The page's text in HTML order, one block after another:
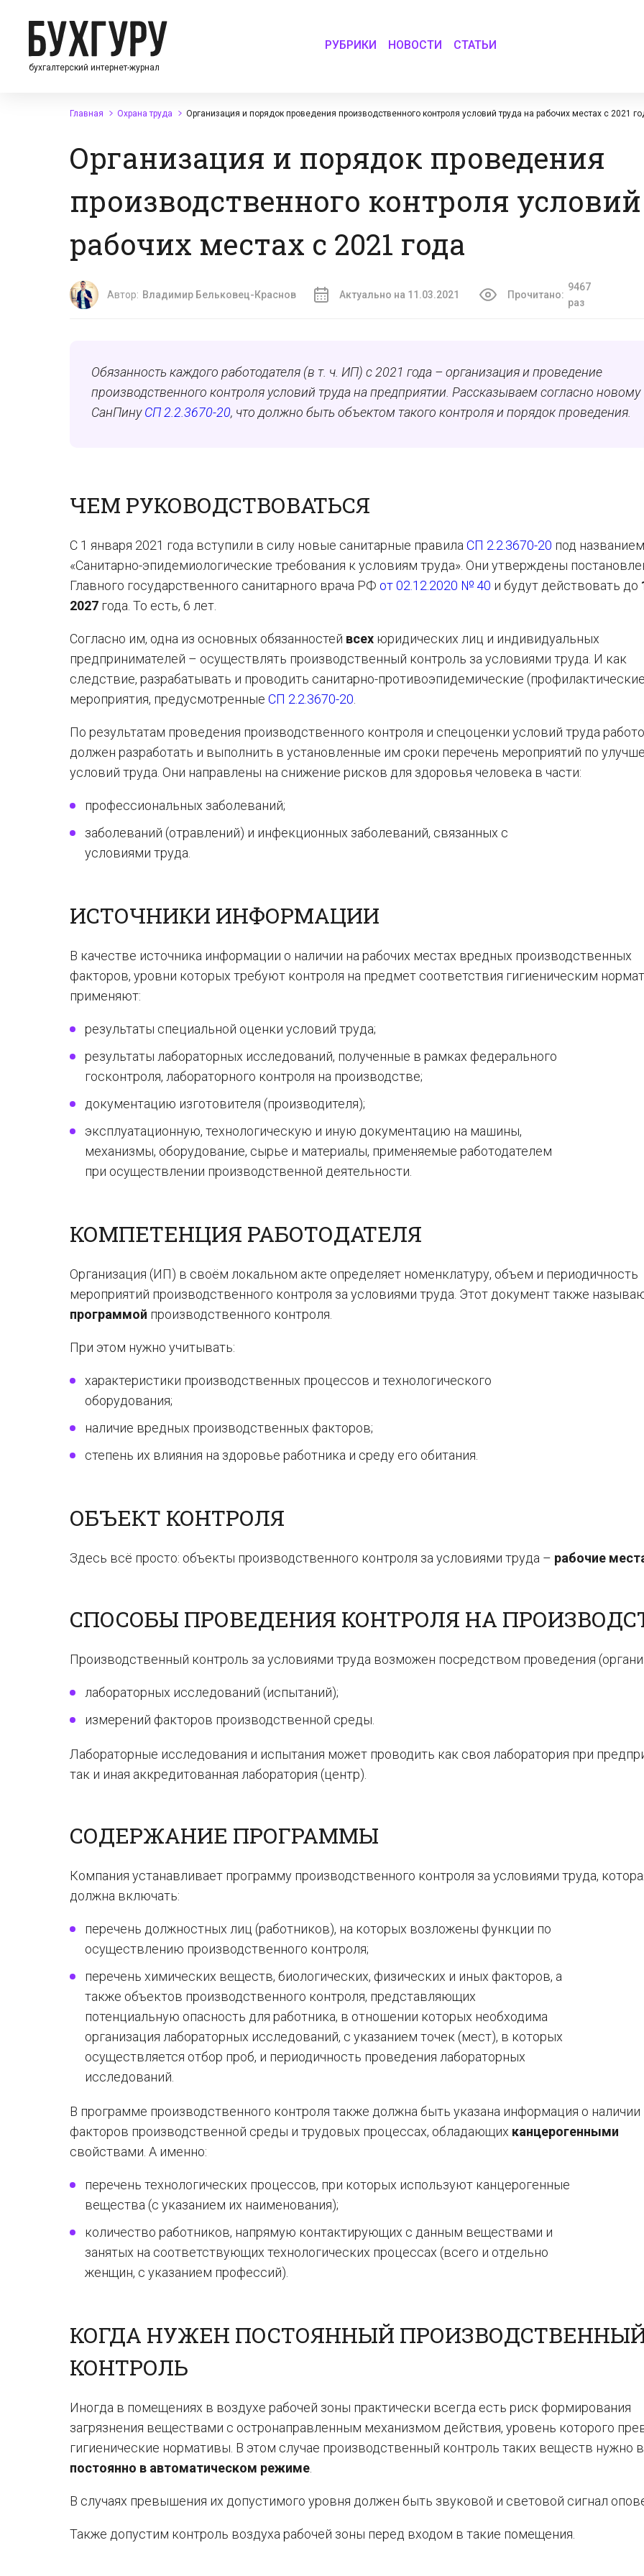
бухгалтерский интернет-журнал
РУБРИКИ НОВОСТИ СТАТЬИ
Главная Охрана труда Организация и порядок проведения производственного контроля условий труда на рабочих местах с 2021
Организация и порядок проведения
производственного контроля
рабочих местах с 2021 года
Автор: Владимир Бельковец-Краснов Актуально на 11.03.2021 Прочитано:
9467
раз
Обязанность каждого работодателя (в т. ч. ИП) с 2021 года – организация и проведение
производственного контроля условий труда на предприятии. Рассказываем согласно новому
СанПинуСП 2.2.3670-20, что должно быть объектом такого контроля и порядок проведения.
ЧЕМ РУКОВОДСТВОВАТЬСЯ
С 1 января 2021 года вступили в силу новые санитарные правила СП 2.2.3670-20 под названием
«Санитарно-эпидемиологические требования к условиям труда». Они утверждены
Главного государственного санитарного врача РФ от 02.12.2020 № 40 и будут действовать до
2027 года. То есть, 6 лет.
Согласно им, одна из основных обязанностей всех юридических лиц и индивидуальных
предпринимателей – осуществлять производственный контроль за условиями труда. И как
следствие, разрабатывать и проводить санитарно-противоэпидемические
мероприятия, предусмотренные СП 2.2.3670-20
По результатам проведения производственного контроля и спецоценки условий труда
должен разработать и выполнить в установленные им сроки перечень мероприятий по
условий труда. Они направлены на снижение рисков для здоровья человека в части:
профессиональных заболеваний;
заболеваний (отравлений) и инфекционных заболеваний, связанных с
условиями труда.
ИСТОЧНИКИ ИНФОРМАЦИИ
В качестве источника информации о наличии на рабочих местах вредных производственных
факторов, уровни которых требуют контроля на предмет соответствия гигиеническим
применяют:
результаты специальной оценки условий труда;
результаты лабораторных исследований, полученные в рамках федерального
госконтроля, лабораторного контроля на производстве;
документацию изготовителя (производителя);
эксплуатационную, технологическую и иную документацию на машины,
механизмы, оборудование, сырье и материалы, применяемые работодателем
при осуществлении производственной деятельности.
КОМПЕТЕНЦИЯ РАБОТОДАТЕЛЯ
Организация (ИП) в своём локальном акте определяет номенклатуру, объем и периодичность
мероприятий производственного контроля за условиями труда. Этот документ также
программой производственного контроля.
При этом нужно учитывать:
характеристики производственных процессов и технологического
оборудования;
наличие вредных производственных факторов;
степень их влияния на здоровье работника и среду его обитания.
ОБЪЕКТ КОНТРОЛЯ
Здесь всё просто: объекты производственного контроля за условиями труда – рабочие
СПОСОБЫ ПРОВЕДЕНИЯ КОНТРОЛЯ НА
Производственный контроль за условиями труда возможен посредством проведения
лабораторных исследований (испытаний);
измерений факторов производственной среды.
Лабораторные исследования и испытания может проводить как своя лаборатория при
так и иная аккредитованная лаборатория (центр).
СОДЕРЖАНИЕ ПРОГРАММЫ
Компания устанавливает программу производственного контроля за условиями труда,
должна включать:
перечень должностных лиц (работников), на которых возложены функции по
осуществлению производственного контроля;
перечень химических веществ, биологических, физических и иных факторов, а
также объектов производственного контроля, представляющих
потенциальную опасность для работника, в отношении которых необходима
организация лабораторных исследований, с указанием точек (мест), в которых
осуществляется отбор проб, и периодичность проведения лабораторных
исследований.
В программе производственного контроля также должна быть указана информация о наличии
факторов производственной среды и трудовых процессах, обладающих канцерогенными
свойствами. А именно:
перечень технологических процессов, при которых используют канцерогенные
вещества (с указанием их наименования);
количество работников, напрямую контактирующих с данным веществами и
занятых на соответствующих технологических процессах (всего и отдельно
женщин, с указанием профессий).
КОГДА НУЖЕН ПОСТОЯННЫЙ
КОНТРОЛЬ
Иногда в помещениях в воздухе рабочей зоны практически всегда есть риск формирования
загрязнения веществами с остронаправленным механизмом действия, уровень которого
гигиенические нормативы. В этом случае производственный контроль таких веществ нужно
постоянно в автоматическом режиме
В случаях превышения их допустимого уровня должен быть звуковой и световой сигнал
Также допустим контроль воздуха рабочей зоны перед входом в такие помещения.